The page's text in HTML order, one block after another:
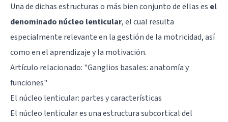
Una de dichas estructuras o más bien conjunto de ellas es el
denominado núcleo lenticular, el cual resulta
especialmente relevante en la gestión de la motricidad, así
como en el aprendizaje y la motivación.
Artículo relacionado: "Ganglios basales: anatomía y
funciones"
El núcleo lenticular: partes y características
El núcleo lenticular es una estructura subcortical del